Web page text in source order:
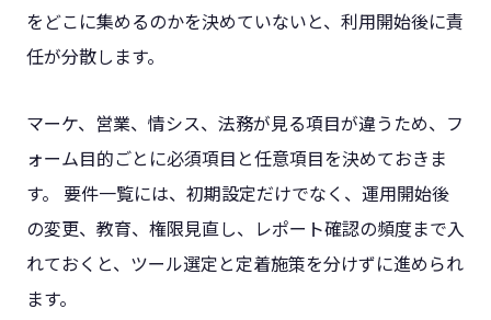
をどこに集めるのかを決めていないと、利用開始後に責
任が分散します。
マーケ、営業、情シス、法務が見る項目が違うため、フ
ォーム目的ごとに必須項目と任意項目を決めておきま
す。 要件一覧には、初期設定だけでなく、運用開始後
の変更、教育、権限見直し、レポート確認の頻度まで入
れておくと、ツール選定と定着施策を分けずに進められ
ます。